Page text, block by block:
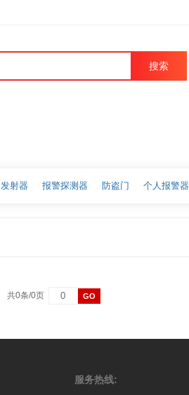
搜索
发射器 报警探测器 防盗门 个人报警器
共0条/0页
服务热线: